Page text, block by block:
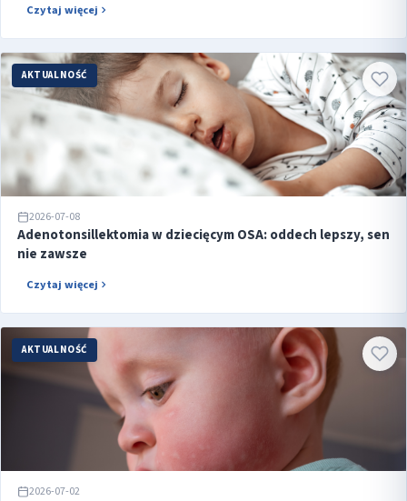
Czytaj więcej
AKTUALNOŚĆ
2026-07-08
Adenotonsillektomia w dziecięcym OSA: oddech lepszy, sen
nie zawsze
Czytaj więcej
AKTUALNOŚĆ
2026-07-02